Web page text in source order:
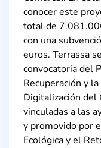
conocer este
total de
con una
euros. Terrassa
convocatoria del
Recuperación y
Digitalización del
vinculadas a las
y promovido por
Ecológica y el